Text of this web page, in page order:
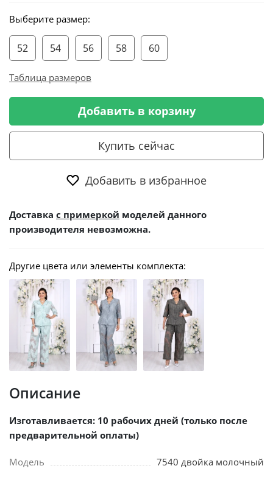
Выберите размер:
52 54 56 58 60
Таблица размеров
Добавить в корзину
Купить сейчас
Добавить в избранное
Доставка с примеркой моделей данного
производителя невозможна.
Другие цвета или элементы комплекта:
Описание
Изготавливается: 10 рабочих дней (только после
предварительной оплаты)
Модель
7540 двойка молочный